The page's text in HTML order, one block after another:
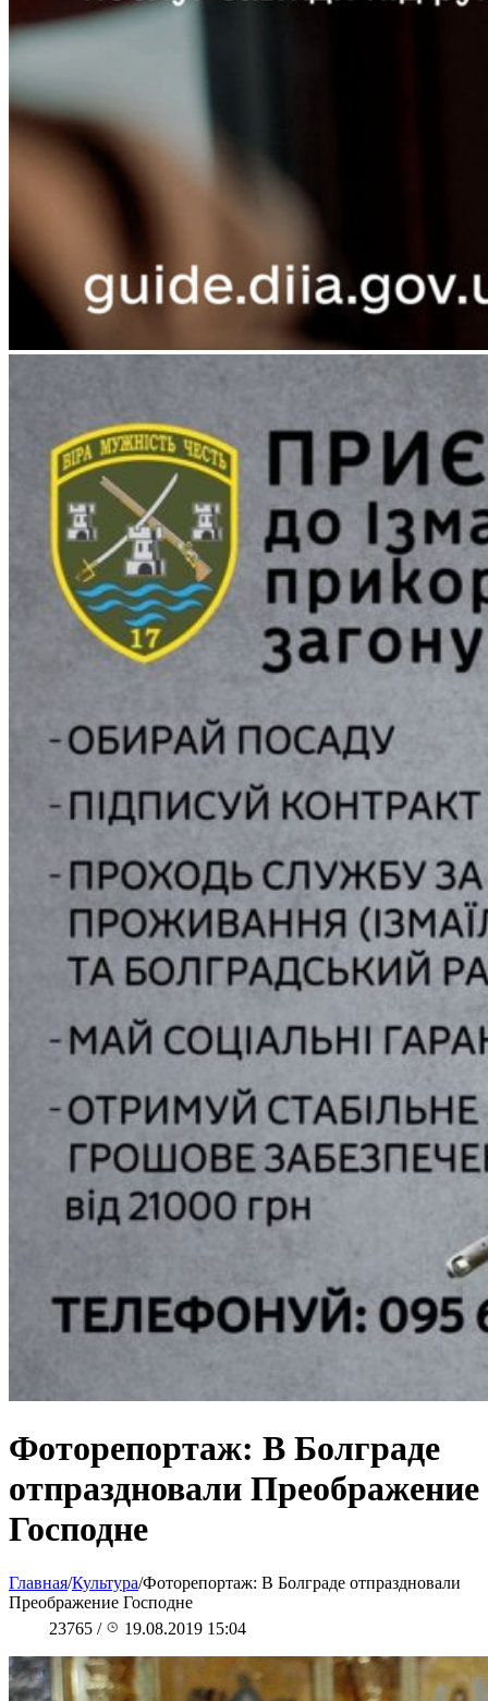
Фоторепортаж: В Болграде
отпраздновали Преображение
Господне
Главная/Культура/Фоторепортаж: В Болграде отпраздновали
Преображение Господне
23765 / 19.08.2019 15:04